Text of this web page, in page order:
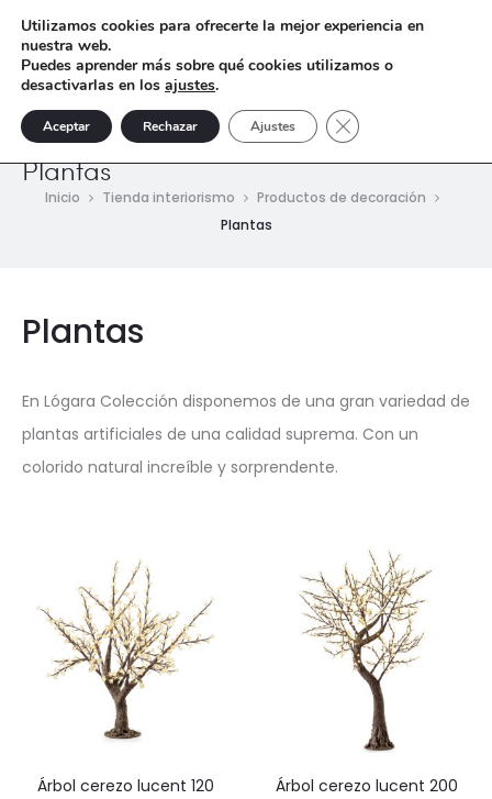
Plantas
Inicio Tienda interiorismo
Productos de decoración
Plantas
Plantas
En Lógara Colección disponemos de una gran variedad de
plantas artificiales de una calidad suprema. Con un
colorido natural increíble y sorprendente.
árbol cerezo lucent 120
árbol cerezo lucent 200
Utilizamos cookies para ofrecerte la mejor experiencia en
nuestra web.
Puedes aprender más sobre qué cookies utilizamos o
desactivarlas en los ajustes.
Aceptar Rechazar Ajustes Cerrar el banner de